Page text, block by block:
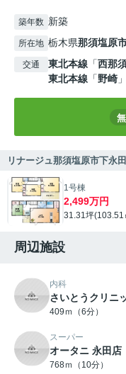
築年数 新築
所在地 栃木県那須塩原
交通 東北本線 「西那
東北本線 「野崎
リナージュ那須塩原市下永
1号棟
2,499万円
31.31坪(103.51
周辺施設
内科
さいとうクリニ
409ｍ（6分）
スーパー
オータニ 永田店
768ｍ（10分）